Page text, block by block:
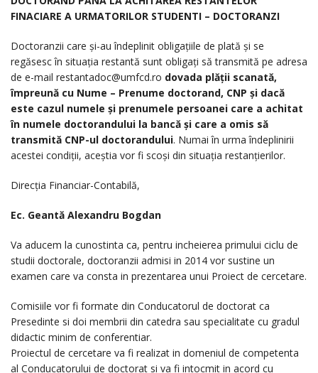
FINACIARE A URMATORILOR STUDENTI – DOCTORANZI
Doctoranzii care și-au îndeplinit obligațiile de plată și se
regăsesc în situația restantă sunt obligați să transmită pe adresa
de e-mail restantadoc@umfcd.ro dovada plății scanată,
împreună cu Nume – Prenume doctorand, CNP și dacă
este cazul numele și prenumele persoanei care a achitat
în numele doctorandului la bancă și care a omis să
transmită CNP-ul doctorandului. Numai în urma îndeplinirii
acestei condiții, aceștia vor fi scoși din situația restanțierilor.
Direcția Financiar-Contabilă,
Ec. Geantă Alexandru Bogdan
Va aducem la cunostinta ca, pentru incheierea primului ciclu de
studii doctorale, doctoranzii admisi in 2014 vor sustine un
examen care va consta in prezentarea unui Proiect de cercetare.
Comisiile vor fi formate din Conducatorul de doctorat ca
Presedinte si doi membrii din catedra sau specialitate cu gradul
didactic minim de conferentiar.
Proiectul de cercetare va fi realizat in domeniul de competenta
al Conducatorului de doctorat si va fi intocmit in acord cu